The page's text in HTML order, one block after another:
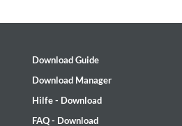
Download Guide
Download Manager
Hilfe - Download
FAQ - Download